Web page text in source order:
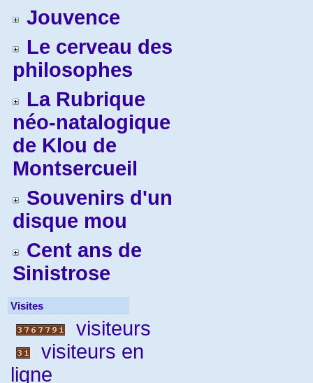
Jouvence
Le cerveau des
philosophes
La Rubrique
néo-natalogique
de Klou de
Montsercueil
Souvenirs d'un
disque mou
Cent ans de
Sinistrose
Visites
visiteurs
visiteurs en
ligne